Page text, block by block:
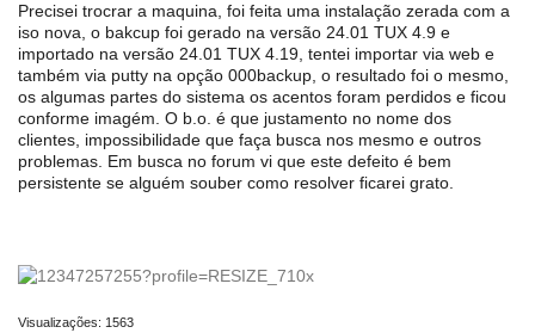
Precisei trocrar a maquina, foi feita uma instalação zerada com a
iso nova, o bakcup foi gerado na versão 24.01 TUX 4.9 e
importado na versão 24.01 TUX 4.19, tentei importar via web e
também via putty na opção 000backup, o resultado foi o mesmo,
os algumas partes do sistema os acentos foram perdidos e ficou
conforme imagém. O b.o. é que justamento no nome dos
clientes, impossibilidade que faça busca nos mesmo e outros
problemas. Em busca no forum vi que este defeito é bem
persistente se alguém souber como resolver ficarei grato.
Visualizações: 1563